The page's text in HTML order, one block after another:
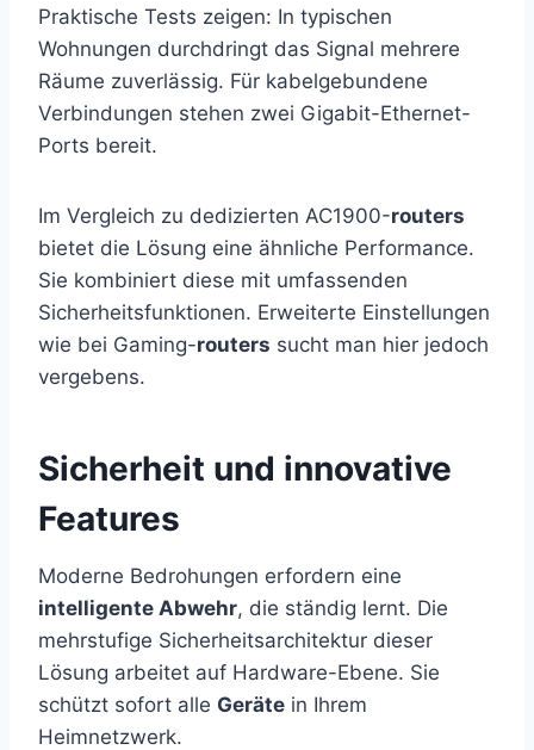
Praktische Tests zeigen: In typischen
Wohnungen durchdringt das Signal mehrere
Räume zuverlässig. Für kabelgebundene
Verbindungen stehen zwei Gigabit-Ethernet-
Ports bereit.
Im Vergleich zu dedizierten AC1900-routers
bietet die Lösung eine ähnliche Performance.
Sie kombiniert diese mit umfassenden
Sicherheitsfunktionen. Erweiterte Einstellungen
wie bei Gaming-routers sucht man hier jedoch
vergebens.
Sicherheit und innovative
Features
Moderne Bedrohungen erfordern eine
intelligente Abwehr, die ständig lernt. Die
mehrstufige Sicherheitsarchitektur dieser
Lösung arbeitet auf Hardware-Ebene. Sie
schützt sofort alle Geräte in Ihrem
Heimnetzwerk.